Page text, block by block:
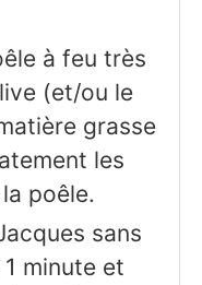
à feu très
(et/ou le
grasse
les
poêle.
sans
minute et